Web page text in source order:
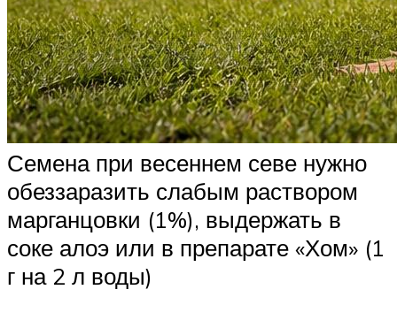
Семена при весеннем севе нужно
обеззаразить слабым раствором
марганцовки (1%), выдержать в
соке алоэ или в препарате «Хом» (1
г на 2 л воды)